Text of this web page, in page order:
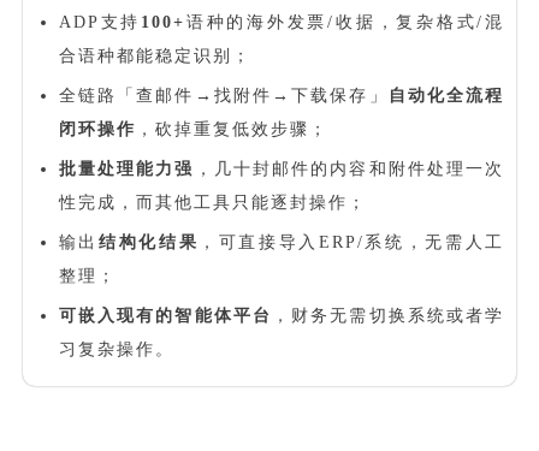
ADP支持 100+ 语种的海外发票/收据，复杂格式/混
合语种都能稳定识别；
全链路「查邮件→找附件→下载保存」
自动化全流程
闭环操作 ，砍掉重复低效步骤；
批量处理能力强 ，几十封邮件的内容和附件处理一次
性完成，而其他工具只能逐封操作；
输出结构化结果 ，可直接导入ERP/系统，无需人工
整理；
可嵌入现有的智能体平台 ，财务无需切换系统或者学
习复杂操作。